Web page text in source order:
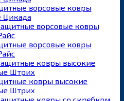
ворсовые ковры
Цикада
ворсовые ковры
ковры высокие
Штрих